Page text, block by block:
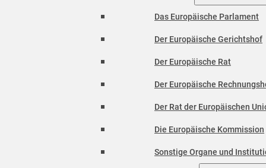
Das Europäische Parlament
Der Europäische Gerichtshof
Der Europäische Rat
Der Europäische
Der Rat der Europäischen
Die Europäische Kommission
Sonstige Organe und